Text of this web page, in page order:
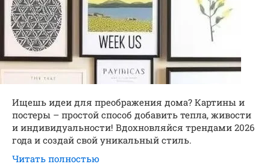
Ищешь идеи для преображения дома? Картины и
постеры – простой способ добавить тепла, живости
и индивидуальности! Вдохновляйся трендами 2026
года и создай свой уникальный стиль.
Читать полностью